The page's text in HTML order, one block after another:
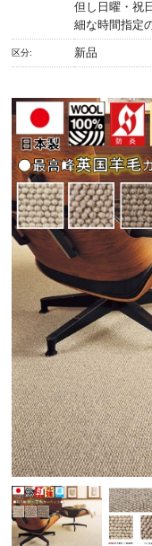
但し日曜・祝
細な時間指定
区分: 新品